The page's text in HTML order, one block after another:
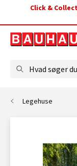
Click &
Hvad søger
Legehuse